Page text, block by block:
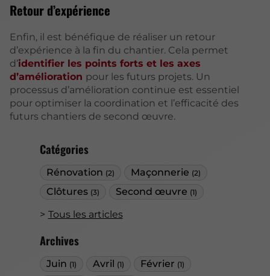
Catégories
Rénovation (2) Maçonnerie (2)
Clôtures (3) Second œuvre (1)
Tous les articles
Archives
Juin (1) Avril (1) Février (1)
Retour d’expérience
Enfin, il est bénéfique de réaliser un retour
d’expérience à la fin du chantier. Cela permet
d’identifier les points forts et les axes
d’amélioration pour les futurs projets. Un
processus d’amélioration continue est essentiel
pour optimiser la coordination et l’efficacité des
futurs chantiers de second œuvre.